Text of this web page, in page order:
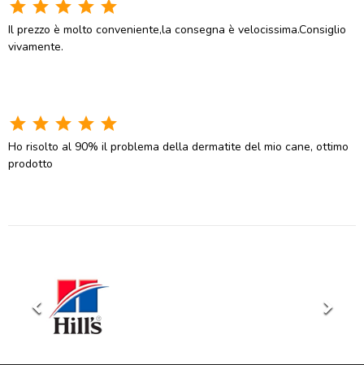
star star star star star
Il prezzo è molto conveniente,la consegna è velocissima.Consiglio
vivamente.
star star star star star
Ho risolto al 90% il problema della dermatite del mio cane, ottimo
prodotto
keyboard_arrow_left keyboard_arrow_right